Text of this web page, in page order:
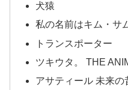
犬猿
私の名前はキム・サ
トランスポーター
ツキウタ。 THE
アサティール 未来の